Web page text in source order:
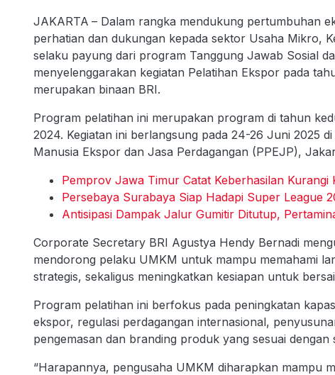
JAKARTA – Dalam rangka mendukung pertumbuhan
perhatian dan dukungan kepada sektor Usaha Mikro,
selaku payung dari program Tanggung Jawab Sosial
menyelenggarakan kegiatan Pelatihan Ekspor pada
merupakan binaan BRI.
Program pelatihan ini merupakan program di tahun
2024. Kegiatan ini berlangsung pada 24-26 Juni 2025
Manusia Ekspor dan Jasa Perdagangan (PPEJP),
Pemprov Jawa Timur Catat Keberhasilan Kurangi
Persebaya Surabaya Siap Hadapi Super League
Antisipasi Dampak Jalur Gumitir Ditutup,
Corporate Secretary BRI Agustya Hendy Bernadi
mendorong pelaku UMKM untuk mampu memahami
strategis, sekaligus meningkatkan kesiapan untuk
Program pelatihan ini berfokus pada peningkatan
ekspor, regulasi perdagangan internasional,
pengemasan dan branding produk yang sesuai dengan
“Harapannya, pengusaha UMKM diharapkan mampu